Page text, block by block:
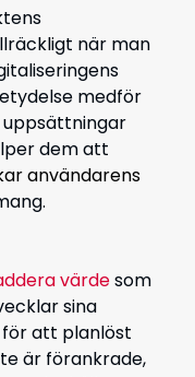
när man
medför
dem att
användarens
värdesom
sina
att planlöst
är förankrade,